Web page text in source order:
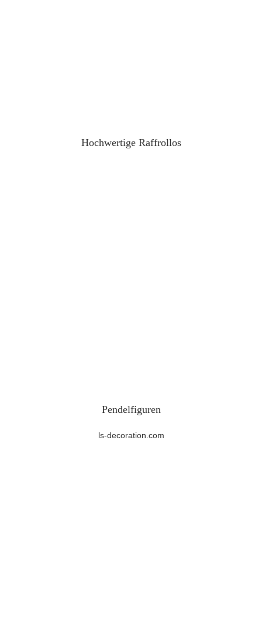
HochwertigeRaffrollos
Pendelfiguren
ls-decoration.com